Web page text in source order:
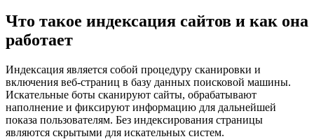
Что такое индексация сайтов и как она
работает
Индексация является собой процедуру сканировки и
включения веб-страниц в базу данных поисковой машины.
Искательные боты сканируют сайты, обрабатывают
наполнение и фиксируют информацию для дальнейшей
показа пользователям. Без индексирования страницы
являются скрытыми для искательных систем.